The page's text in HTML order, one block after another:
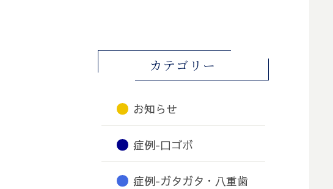
カテゴリー
お知らせ
症例-口ゴボ
症例-ガタガタ・八重歯